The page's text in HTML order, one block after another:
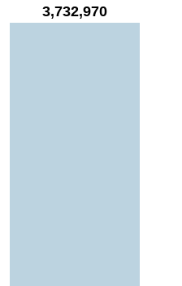
3,732,970